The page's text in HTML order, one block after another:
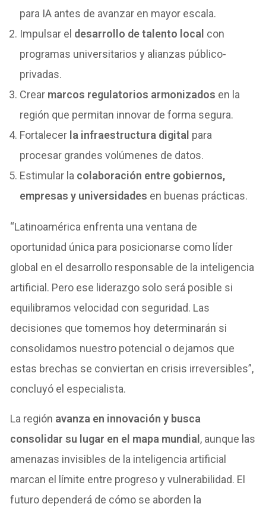
para IA antes de avanzar en mayor escala.
Impulsar el desarrollo de talento local con
programas universitarios y alianzas público-
privadas.
Crear marcos regulatorios armonizados en la
región que permitan innovar de forma segura.
Fortalecer la infraestructura digital para
procesar grandes volúmenes de datos.
Estimular la colaboración entre gobiernos,
empresas y universidades en buenas prácticas.
“Latinoamérica enfrenta una ventana de
oportunidad única para posicionarse como líder
global en el desarrollo responsable de la inteligencia
artificial. Pero ese liderazgo solo será posible si
equilibramos velocidad con seguridad. Las
decisiones que tomemos hoy determinarán si
consolidamos nuestro potencial o dejamos que
estas brechas se conviertan en crisis irreversibles”,
concluyó el especialista.
La región avanza en innovación y busca
consolidar su lugar en el mapa mundial, aunque las
amenazas invisibles de la inteligencia artificial
marcan el límite entre progreso y vulnerabilidad. El
futuro dependerá de cómo se aborden la